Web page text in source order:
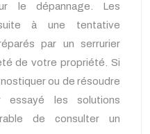
le dépannage. Les
à une tentative
par un serrurier
de votre propriété. Si
ou de résoudre
essayé les solutions
de consulter un